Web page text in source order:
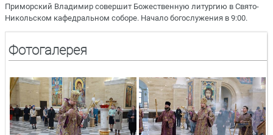
Приморский Владимир совершит Божественную литургию в Свято-
Никольском кафедральном соборе. Начало богослужения в 9:00.
Фотогалерея